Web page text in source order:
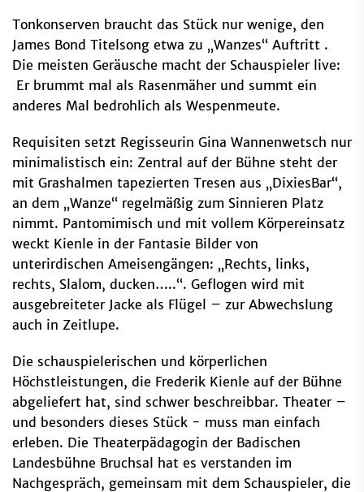
Tonkonserven braucht das Stück nur wenige, den
James Bond Titelsong etwa zu „Wanzes“ Auftritt .
Die meisten Geräusche macht der Schauspieler live:
Er brummt mal als Rasenmäher und summt ein
anderes Mal bedrohlich als Wespenmeute.
Requisiten setzt Regisseurin Gina Wannenwetsch nur
minimalistisch ein: Zentral auf der Bühne steht der
mit Grashalmen tapezierten Tresen aus „DixiesBar“,
an dem „Wanze“ regelmäßig zum Sinnieren Platz
nimmt. Pantomimisch und mit vollem Körpereinsatz
weckt Kienle in der Fantasie Bilder von
unterirdischen Ameisengängen: „Rechts, links,
rechts, Slalom, ducken…..“. Geflogen wird mit
ausgebreiteter Jacke als Flügel – zur Abwechslung
auch in Zeitlupe.
Die schauspielerischen und körperlichen
Höchstleistungen, die Frederik Kienle auf der Bühne
abgeliefert hat, sind schwer beschreibbar. Theater –
und besonders dieses Stück - muss man einfach
erleben. Die Theaterpädagogin der Badischen
Landesbühne Bruchsal hat es verstanden im
Nachgespräch, gemeinsam mit dem Schauspieler, die